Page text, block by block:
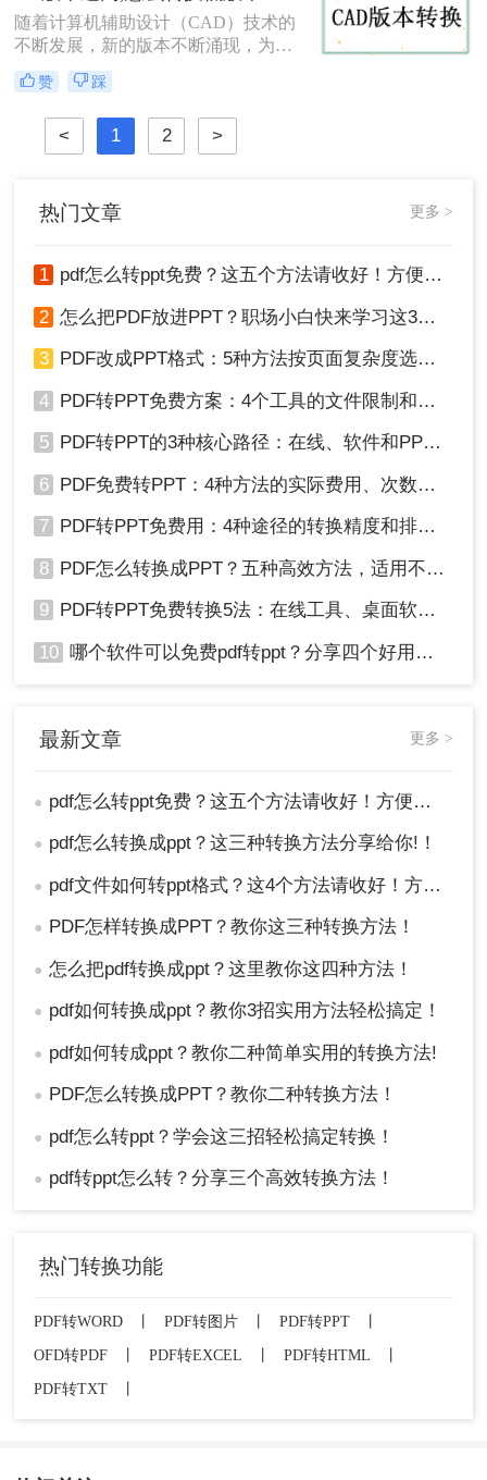
文将为您介绍三种常用的CAD版本转
换方法，包括使用原CAD软件、第三
随着计算机辅助设计（CAD）技术的
不断发展，新的版本不断涌现，为设
计师提供了更丰富的功能和更好的体
验。然而，有时候我们可能会遇到需
要将高版本的CAD文件转换为低版本
的情况，以确保与特定软件或硬件的
兼容性。那么cad版本过高,怎么转换
种常用的方法来将高版本的CAD文件
转换为低版本。
赞 踩
< 1 2 >
热门文章 更多 >
1 pdf怎么转ppt免费？这五个方法请收好！方便又好用！
2 怎么把PDF放进PPT？职场小白快来学习这3种方法！
3 PDF改成PPT格式：5种方法按页面复杂度选择！
4 PDF转PPT免费方案：4个工具的文件限制和输出质量对比！
5 PDF转PPT的3种核心路径：在线、软件和PPT自带的适用范围！
6 PDF免费转PPT：4种方法的实际费用、次数限制和效果！
7 PDF转PPT免费用：4种途径的转换精度和排版保留能力对比！
8 PDF怎么转换成PPT？五种高效方法，适用不同场景全解析！
9 PDF转PPT免费转换5法：在线工具、桌面软件和PPT插件的优劣！
10 哪个软件可以免费pdf转ppt？分享四个好用的转换工具！
最新文章 更多 >
● pdf怎么转ppt免费？这五个方法请收好！方便又好用！
● pdf怎么转换成ppt？这三种转换方法分享给你!！
● pdf文件如何转ppt格式？这4个方法请收好！方便又好用！
● PDF怎样转换成PPT？教你这三种转换方法！
● 怎么把pdf转换成ppt？这里教你这四种方法！
● pdf如何转换成ppt？教你3招实用方法轻松搞定！
● pdf如何转成ppt？教你二种简单实用的转换方法!
● PDF怎么转换成PPT？教你二种转换方法！
● pdf怎么转ppt？学会这三招轻松搞定转换！
● pdf转ppt怎么转？分享三个高效转换方法！
热门转换功能
PDF转WORD PDF转图片 PDF转PPT
OFD转PDF
PDF转EXCEL PDF转HTML
PDF转TXT